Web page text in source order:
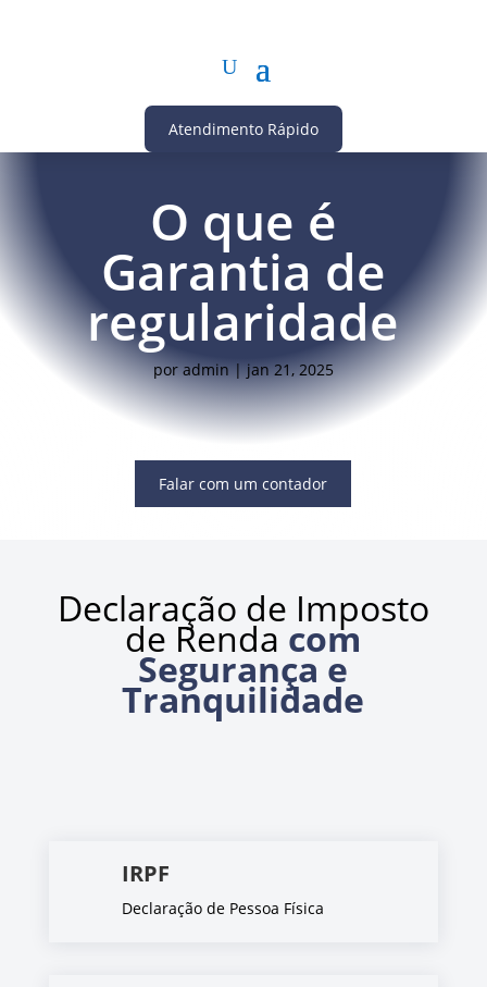
Atendimento Rápido
O que é
Garantia de
regularidade
poradmin|jan 21, 2025
Falar com um contador
Declaração de Imposto
de Renda com
Segurança e
Tranquilidade
IRPF
Declaração de Pessoa Física